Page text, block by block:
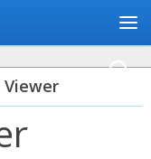
Viewer